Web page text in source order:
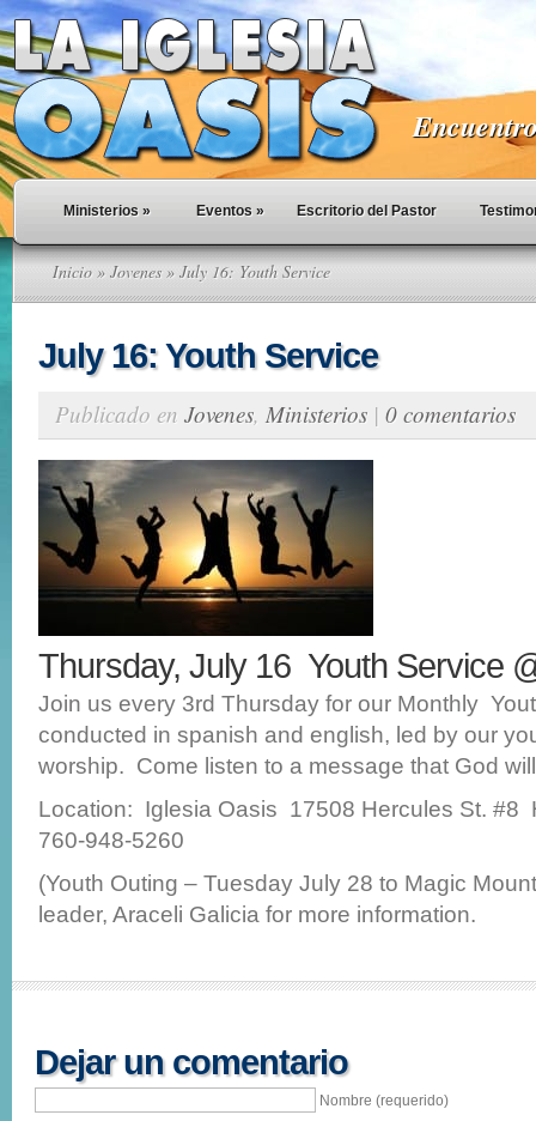
Ministerios » Eventos » Escritorio del Pastor
Inicio » Jovenes» July 16: Youth Service
July 16: Youth Service
Publicado en Jovenes, Ministerios | 0 comentarios
Thursday, July 16 Youth Service
Join us every 3rd Thursday for our Monthly
conducted in spanish and english, led by our
worship. Come listen to a message that God
Location: Iglesia Oasis 17508 Hercules St.
760-948-5260
(Youth Outing – Tuesday July 28 to Magic
leader, Araceli Galicia for more information.
Dejar un comentario
Nombre (requerido)